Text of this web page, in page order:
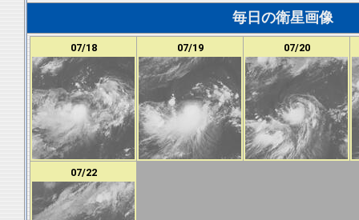
毎日の衛星画像
07/18 07/19 07/20
07/22